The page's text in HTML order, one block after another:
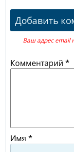
Добавить
Ваш адрес email
Комментарий *
Имя *